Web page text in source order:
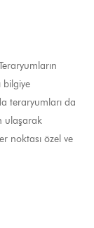
bilgiye
teraryumları da
ulaşarak
noktası özel ve